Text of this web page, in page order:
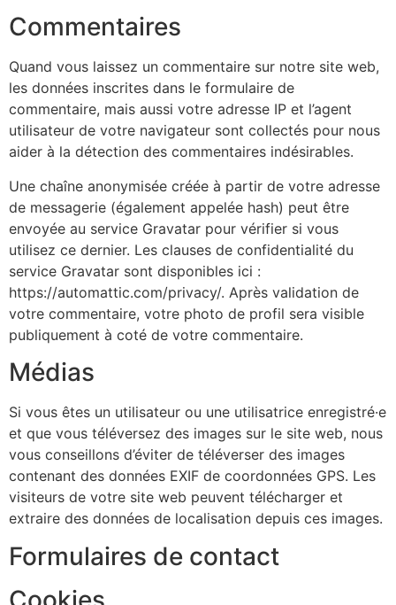
Commentaires
Quand vous laissez un commentaire sur notre site web,
les données inscrites dans le formulaire de
commentaire, mais aussi votre adresse IP et l’agent
utilisateur de votre navigateur sont collectés pour nous
aider à la détection des commentaires indésirables.
Une chaîne anonymisée créée à partir de votre adresse
de messagerie (également appelée hash) peut être
envoyée au service Gravatar pour vérifier si vous
utilisez ce dernier. Les clauses de confidentialité du
service Gravatar sont disponibles ici :
https://automattic.com/privacy/. Après validation de
votre commentaire, votre photo de profil sera visible
publiquement à coté de votre commentaire.
Médias
Si vous êtes un utilisateur ou une utilisatrice enregistré·e
et que vous téléversez des images sur le site web, nous
vous conseillons d’éviter de téléverser des images
contenant des données EXIF de coordonnées GPS. Les
visiteurs de votre site web peuvent télécharger et
extraire des données de localisation depuis ces images.
Formulaires de contact